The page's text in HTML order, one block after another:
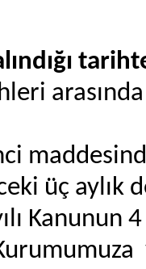
arasında
üç aylık
Kanunun